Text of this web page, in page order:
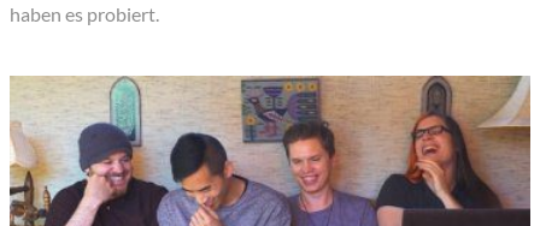
haben es probiert.